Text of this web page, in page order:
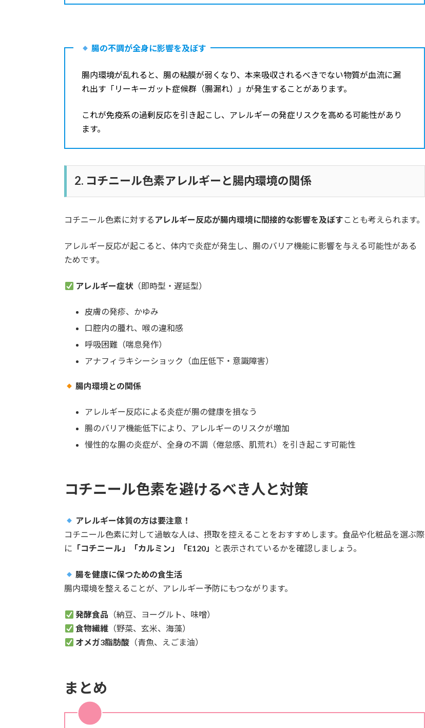
腸の不調が全身に影響を及ぼす
腸内環境が乱れると、腸の粘膜が弱くなり、本来吸収されるべきでない物質が血流に漏
れ出す「リーキーガット症候群（腸漏れ）」が発生することがあります。
これが免疫系の過剰反応を引き起こし、アレルギーの発症リスクを高める可能性があり
ます。
2. コチニール色素アレルギーと腸内環境の関係
コチニール色素に対する アレルギー反応が腸内環境に間接的な影響を及ぼす ことも考えられます。
アレルギー反応が起こると、体内で炎症が発生し、腸のバリア機能に影響を与える可能性がある
ためです。
アレルギー症状（即時型・遅延型）
皮膚の発疹、かゆみ
口腔内の腫れ、喉の違和感
呼吸困難（喘息発作）
アナフィラキシーショック（血圧低下・意識障害）
腸内環境との関係
アレルギー反応による炎症が腸の健康を損なう
腸のバリア機能低下により、アレルギーのリスクが増加
慢性的な腸の炎症が、全身の不調（倦怠感、肌荒れ）を引き起こす可能性
コチニール色素を避けるべき人と対策
アレルギー体質の方は要注意！
コチニール色素に対して過敏な人は、摂取を控えることをおすすめします。食品や化粧品を選ぶ際
に 「コチニール」「カルミン」「E120」 と表示されているかを確認しましょう。
腸を健康に保つための食生活
腸内環境を整えることが、アレルギー予防にもつながります。
発酵食品 （納豆、ヨーグルト、味噌）
食物繊維（野菜、玄米、海藻）
オメガ3脂肪酸（青魚、えごま油）
まとめ